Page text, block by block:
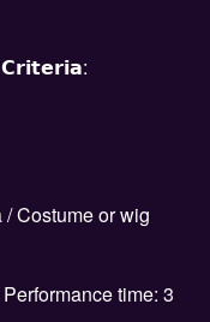
Costume or wig
time: 3